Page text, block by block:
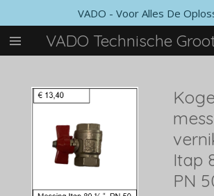
direct
naar
de
VADO Technische
VADO - Voor Alles De
Itap
PN